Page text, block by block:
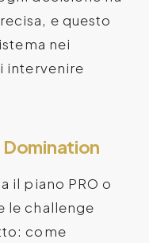
e questo
nei
intervenire
il piano PRO o
le challenge
come